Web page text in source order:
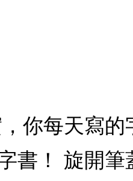
你每天寫
書！ 旋開